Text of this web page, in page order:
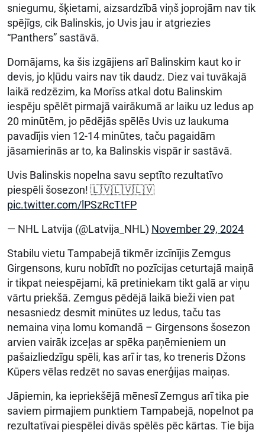
sniegumu, šķietami, aizsardzībā viņš joprojām nav tik
spējīgs, cik Balinskis, jo Uvis jau ir atgriezies
“Panthers” sastāvā.
Domājams, ka šis izgājiens arī Balinskim kaut ko ir
devis, jo kļūdu vairs nav tik daudz. Diez vai tuvākajā
laikā redzēzim, ka Morīss atkal dotu Balinskim
iespēju spēlēt pirmajā vairākumā ar laiku uz ledus ap
20 minūtēm, jo pēdējās spēlēs Uvis uz laukuma
pavadījis vien 12-14 minūtes, taču pagaidām
jāsamierinās ar to, ka Balinskis vispār ir sastāvā.
Uvis Balinskis nopelna savu septīto rezultatīvo
piespēli šosezon! 🇱🇻🇱🇻🇱🇻
pic.twitter.com/lPSzRcTtFP
— NHL Latvija (@Latvija_NHL) November 29, 2024
Stabilu vietu Tampabejā tikmēr izcīnījis Zemgus
Girgensons, kuru nobīdīt no pozīcijas ceturtajā maiņā
ir tikpat neiespējami, kā pretiniekam tikt galā ar viņu
vārtu priekšā. Zemgus pēdējā laikā bieži vien pat
nesasniedz desmit minūtes uz ledus, taču tas
nemaina viņa lomu komandā – Girgensons šosezon
arvien vairāk izceļas ar spēka paņēmieniem un
pašaizliedzīgu spēli, kas arī ir tas, ko treneris Džons
Kūpers vēlas redzēt no savas enerģijas maiņas.
Jāpiemin, ka iepriekšējā mēnesī Zemgus arī tika pie
saviem pirmajiem punktiem Tampabejā, nopelnot pa
rezultatīvai piespēlei divās spēlēs pēc kārtas. Tie bija